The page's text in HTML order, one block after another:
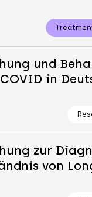
und
in
zur
von